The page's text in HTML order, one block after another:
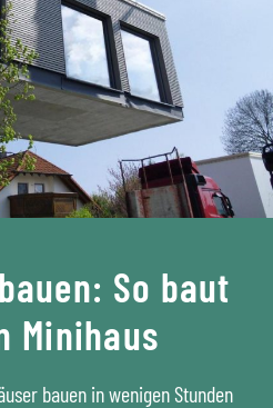
So baut
Minihaus
bauen in wenigen Stunden